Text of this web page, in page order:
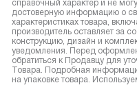
справочный характер и не
достоверную информацию о
характеристиках товара,
производитель оставляет за
конструкцию, дизайн и
уведомления. Перед
обратиться к Продавцу для
Товара. Подробная
на упаковке товара.